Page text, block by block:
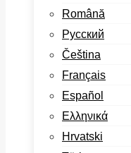
Română
Русский
Čeština
Français
Español
Ελληνικά
Hrvatski